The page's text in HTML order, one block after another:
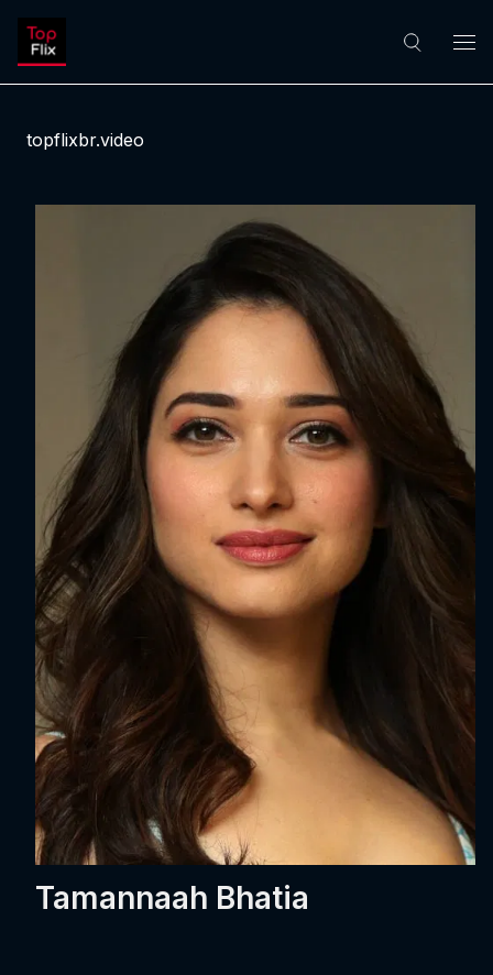
topflixbr.video
Tamannaah Bhatia